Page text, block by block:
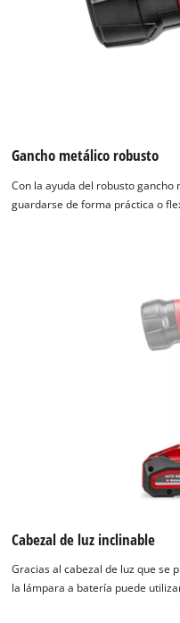
Gancho metálico robusto
Con la ayuda del robusto
guardarse de forma práctica o
Cabezal de luz inclinable
Gracias al cabezal de luz que se
la lámpara a batería puede